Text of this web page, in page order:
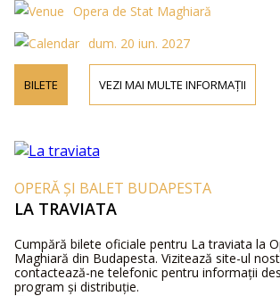
Opera de Stat Maghiară
dum. 20 iun. 2027
BILETE VEZI MAI MULTE INFORMAȚII
OPERĂ ȘI BALET BUDAPESTA
LA TRAVIATA
Cumpără bilete oficiale pentru La traviata la
Maghiară din Budapesta. Vizitează site-ul
contactează-ne telefonic pentru informații
program și distribuție.